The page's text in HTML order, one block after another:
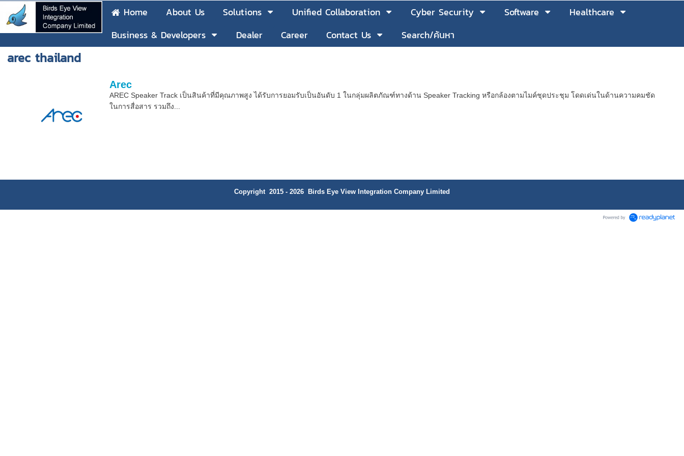
Home About Us Solutions Unified Collaboration Cyber Security Software
Healthcare
Business & Developers
Dealer Career Contact Us Search/ค้นหา
arec thailand
Arec
AREC Speaker Track เป็นสินค้าที่มีคุณภาพสูง ได้รับการยอมรับเป็นอันดับ 1 ในกลุ่มผลิตภัณฑ์ทางด้าน Speaker Tracking หรือกล้องตามไมค์ชุดประชุม โดดเด่นในด้านความคมชัด
ในการสื่อสาร รวมถึง...
Copyright 2015 - 2026 Birds Eye View Integration Company Limited